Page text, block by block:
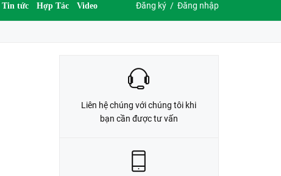
Tin tức Hợp Tác Video Đăng ký / Đăng nhập
Liên hệ chúng với chúng tôi khi
bạn cần được tư vấn